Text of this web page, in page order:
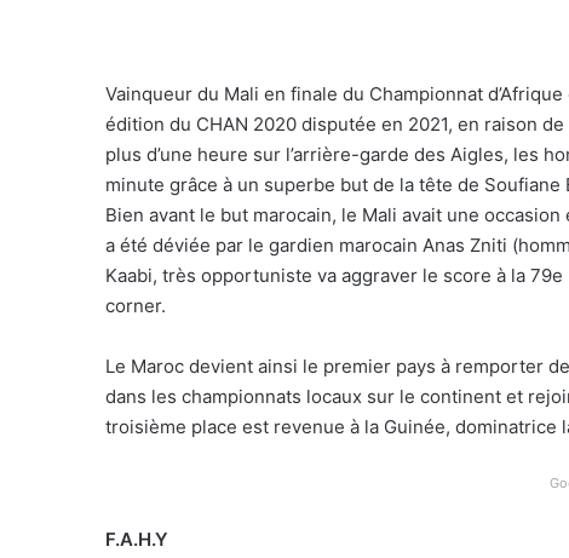
Vainqueur du Mali en finale du Championnat
édition du CHAN 2020 disputée en 2021, en raison
plus d’une heure sur l’arrière-garde des Aigles, les
minute grâce à un superbe but de la tête de
Bien avant le but marocain, le Mali avait une
a été déviée par le gardien marocain Anas Zniti
Kaabi, très opportuniste va aggraver le score à la
corner.
Le Maroc devient ainsi le premier pays à remporter
dans les championnats locaux sur le continent et
troisième place est revenue à la Guinée, dominatrice
F.A.H.Y